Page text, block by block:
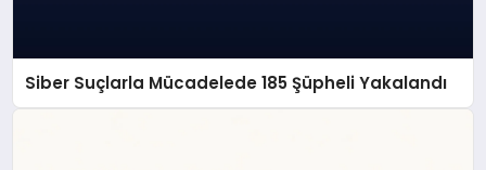
Siber Suçlarla Mücadelede 185 Şüpheli Yakalandı